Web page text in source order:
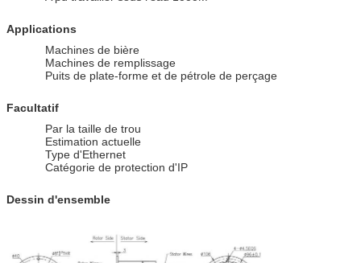
Applications
Machines de bière
Machines de remplissage
Puits de plate-forme et de pétrole de perçage
Facultatif
Par la taille de trou
Estimation actuelle
Type d'Ethernet
Catégorie de protection d'IP
Dessin d'ensemble